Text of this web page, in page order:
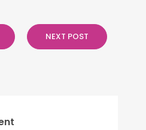
NEXT POST